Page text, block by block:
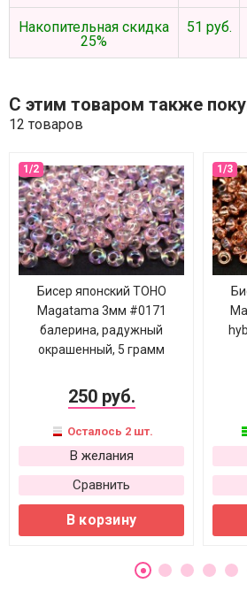
Накопительная скидка
25%
51 руб.
С этим товаром также
12 товаров
Бисер японский TOHO
Magatama 3мм #0171
балерина, радужный
окрашенный, 5 грамм
250 руб.
Осталось 2 шт.
В желания
Сравнить
В корзину